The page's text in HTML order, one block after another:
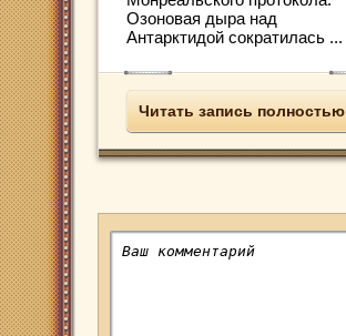
Озоновая дыра над
Антарктидой сократилась ...
Читать запись полностью